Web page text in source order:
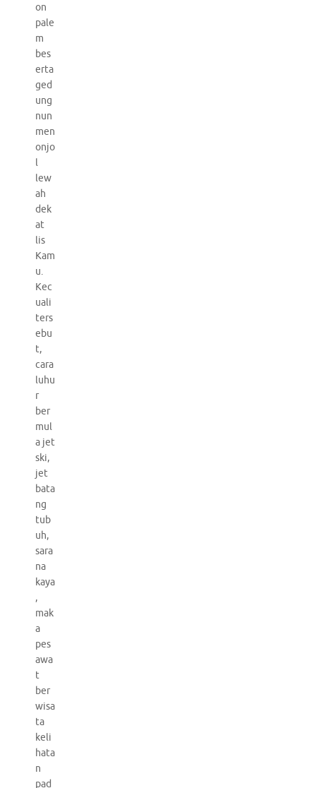
on
pale
m
bes
erta
ged
ung
nun
men
onjo
l
lew
ah
dek
at
lis
Kam
u.
Kec
uali
ters
ebu
t,
cara
luhu
r
ber
mul
a jet
ski,
jet
bata
ng
tub
uh,
sara
na
kaya
,
mak
a
pes
awa
t
ber
wisa
ta
keli
hata
n
pad